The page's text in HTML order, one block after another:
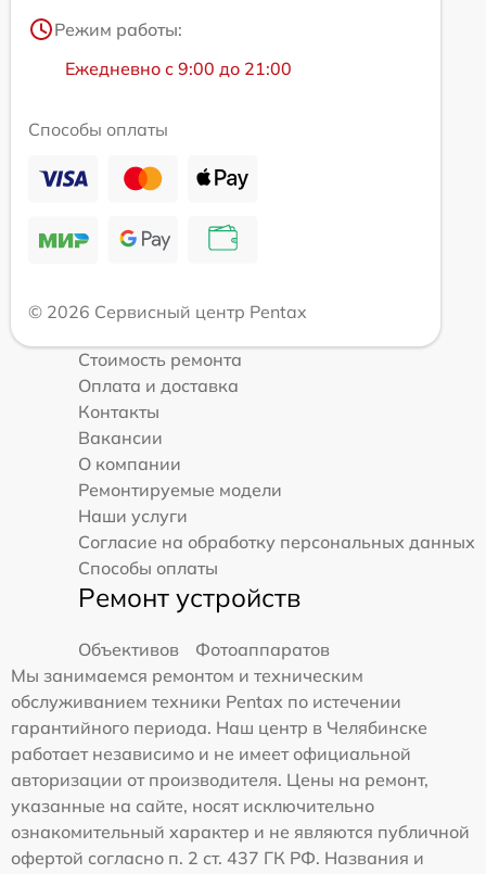
Режим работы:
Ежедневно с 9:00 до 21:00
Способы оплаты
© 2026 Сервисный центр Pentax
Стоимость ремонта
Оплата и доставка
Контакты
Вакансии
О компании
Ремонтируемые модели
Наши услуги
Согласие на обработку персональных данных
Способы оплаты
Ремонт устройств
Объективов
Фотоаппаратов
Мы занимаемся ремонтом и техническим
обслуживанием техники Pentax по истечении
гарантийного периода. Наш центр в Челябинске
работает независимо и не имеет официальной
авторизации от производителя. Цены на ремонт,
указанные на сайте, носят исключительно
ознакомительный характер и не являются публичной
офертой согласно п. 2 ст. 437 ГК РФ. Названия и